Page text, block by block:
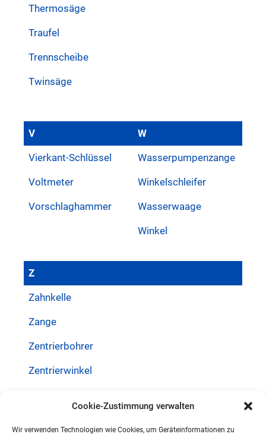
Cookie-Zustimmung verwalten
Wir verwenden Technologien wie Cookies, um Geräteinformationen zu
Thermosäge
Traufel
Trennscheibe
Twinsäge
V
Vierkant-Schlüssel
Voltmeter
Vorschlaghammer
W
Wasserpumpenzange
Winkelschleifer
Wasserwaage
Winkel
Z
Zahnkelle
Zange
Zentrierbohrer
Zentrierwinkel